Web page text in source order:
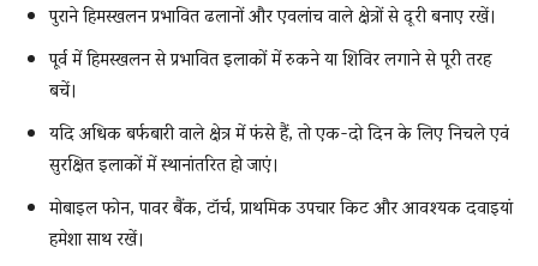
पुराने हिमस्खलन प्रभावित ढलानों और एवलांच वाले क्षेत्रों से दूरी बनाए रखें।
पूर्व में हिमस्खलन से प्रभावित इलाकों में रुकने या शिविर लगाने से पूरी तरह
बचें।
यदि अधिक बर्फबारी वाले क्षेत्र में फंसे हैं, तो एक-दो दिन के लिए निचले एवं
सुरक्षित इलाकों में स्थानांतरित हो जाएं।
मोबाइल फोन, पावर बैंक, टॉर्च, प्राथमिक उपचार किट और आवश्यक दवाइयां
हमेशा साथ रखें।